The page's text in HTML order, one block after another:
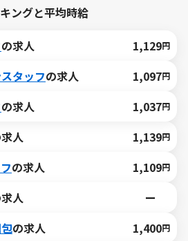
ングと平均時給
の求人 1,129円
タッフの求人 1,097円
の求人 1,037円
人 1,139円
の求人 1,109円
人
ー
の求人 1,400円